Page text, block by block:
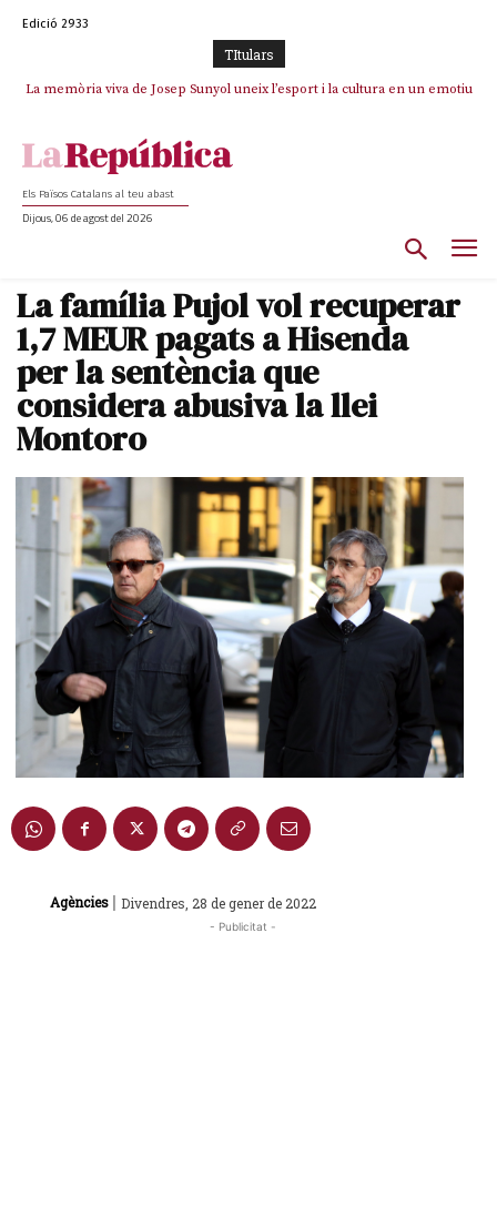
Edició 2933
TItulars
La memòria viva de Josep Sunyol uneix l’esport i la cultura en un emotiu
La “dignitat” a mitges de Marc Puigtió: renuncia a Girona pels àudios però
Els Països Catalans al teu abast
Dijous, 06 de agost del 2026
La família Pujol vol recuperar
1,7 MEUR pagats a Hisenda
per la sentència que
considera abusiva la llei
Montoro
Agències | Divendres, 28 de gener de 2022
- Publicitat -